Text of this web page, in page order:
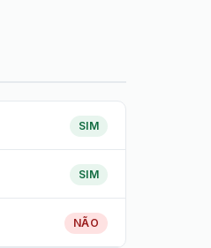
SIM
SIM
NÃO